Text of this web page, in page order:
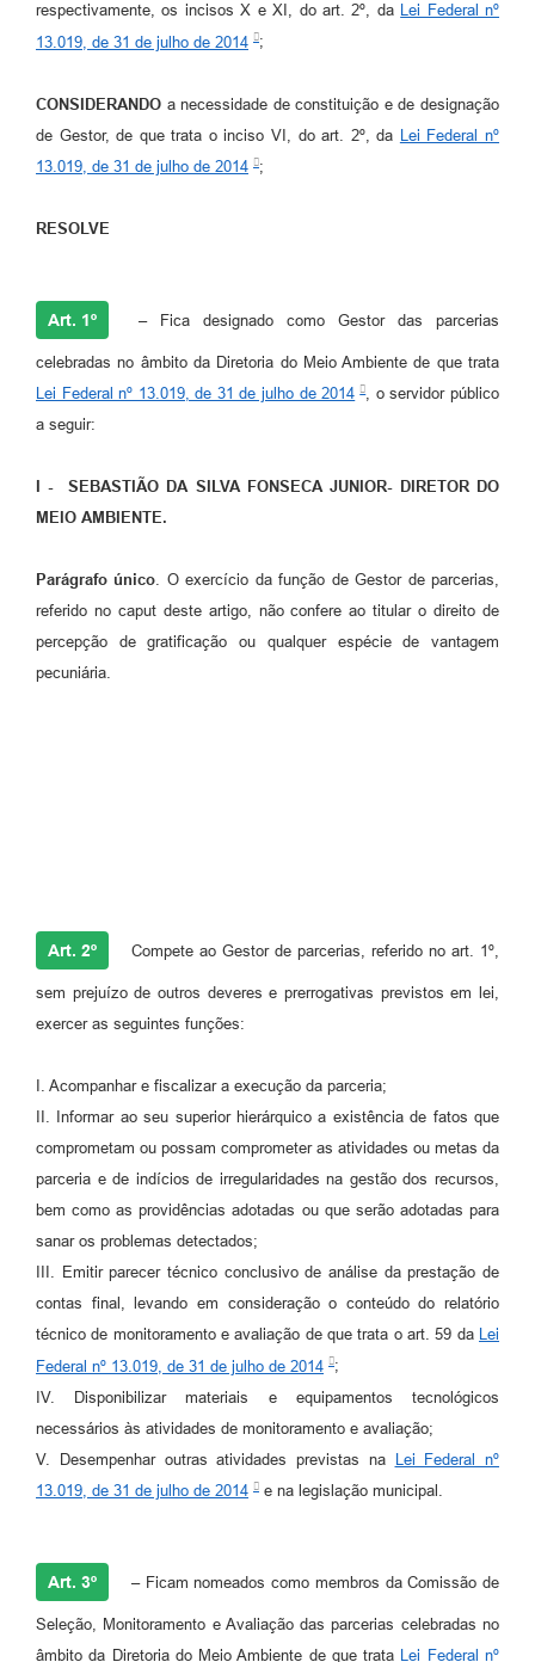
respectivamente, os incisos X e XI, do art. 2º, da Lei Federal nº
13.019, de 31 de julho de 2014
;
CONSIDERANDO a necessidade de constituição e de designação
de Gestor, de que trata o inciso VI, do art. 2º, da Lei Federal nº
13.019, de 31 de julho de 2014
;
RESOLVE
Art. 1º – Fica designado como Gestor das parcerias
celebradas no âmbito da Diretoria do Meio Ambiente de que trata
Lei Federal nº 13.019, de 31 de julho de 2014
, o servidor público
a seguir:
I - SEBASTIÃO DA SILVA FONSECA JUNIOR- DIRETOR DO
MEIO AMBIENTE.
Parágrafo único. O exercício da função de Gestor de parcerias,
referido no caput deste artigo, não confere ao titular o direito de
percepção de gratificação ou qualquer espécie de vantagem
pecuniária.
Art. 2º Compete ao Gestor de parcerias, referido no art. 1º,
sem prejuízo de outros deveres e prerrogativas previstos em lei,
exercer as seguintes funções:
I. Acompanhar e fiscalizar a execução da parceria;
II. Informar ao seu superior hierárquico a existência de fatos que
comprometam ou possam comprometer as atividades ou metas da
parceria e de indícios de irregularidades na gestão dos recursos,
bem como as providências adotadas ou que serão adotadas para
sanar os problemas detectados;
III. Emitir parecer técnico conclusivo de análise da prestação de
contas final, levando em consideração o conteúdo do relatório
técnico de monitoramento e avaliação de que trata o art. 59 da Lei
Federal nº 13.019, de 31 de julho de 2014
;
IV. Disponibilizar materiais e equipamentos tecnológicos
necessários às atividades de monitoramento e avaliação;
V. Desempenhar outras atividades previstas na Lei Federal nº
13.019, de 31 de julho de 2014
e na legislação municipal.
Art. 3º – Ficam nomeados como membros da Comissão de
Seleção, Monitoramento e Avaliação das parcerias celebradas no
âmbito da Diretoria do Meio Ambiente de que trata
Lei Federal nº